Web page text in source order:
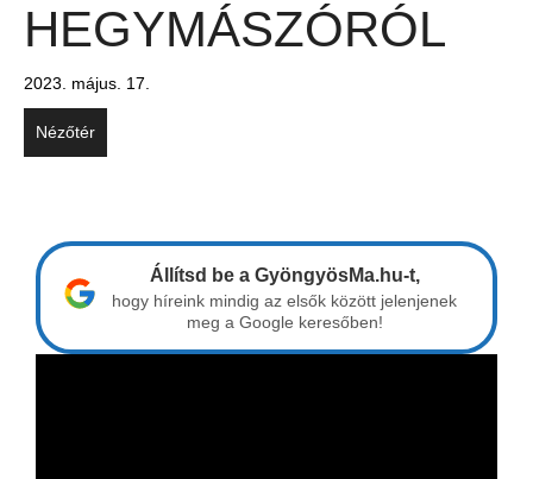
HEGYMÁSZÓRÓL
2023. május. 17.
Nézőtér
Állítsd be a GyöngyösMa.hu-t,
hogy híreink mindig az elsők között jelenjenek
meg a Google keresőben!